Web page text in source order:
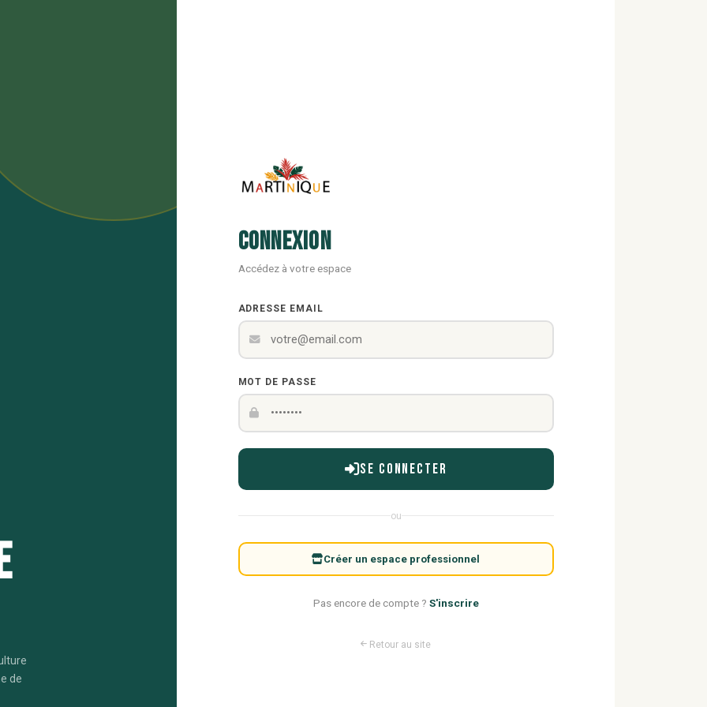
de
Connexion
Accédez à votre espace
ADRESSE EMAIL
MOT DE PASSE
Se connecter
ou
Créer un espace professionnel
Pas encore de compte ? S'inscrire
Retour au site